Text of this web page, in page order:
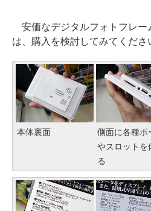
安価なデジタルフォトフレー
は、購入を検討してみてくださ
本体裏面
側面に各種ポ
やスロットを
る